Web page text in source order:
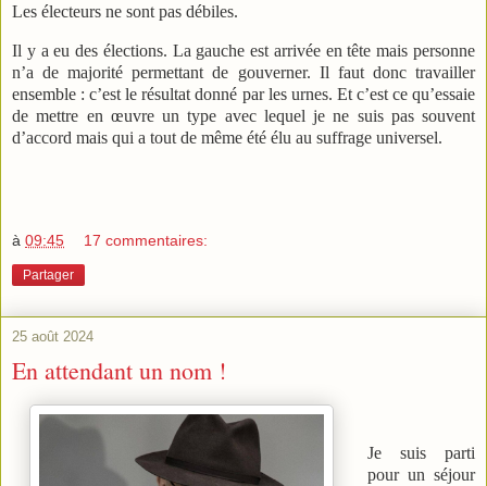
Les électeurs ne sont pas débiles.
Il y a eu des élections. La gauche est arrivée en tête mais personne
n’a de majorité permettant de gouverner. Il faut donc travailler
ensemble : c’est le résultat donné par les urnes. Et c’est ce qu’essaie
de mettre en œuvre un type avec lequel je ne suis pas souvent
d’accord mais qui a tout de même été élu au suffrage universel.
à 09:45 17 commentaires:
Partager
25 août 2024
En attendant un nom !
Je suis parti
pour un séjour